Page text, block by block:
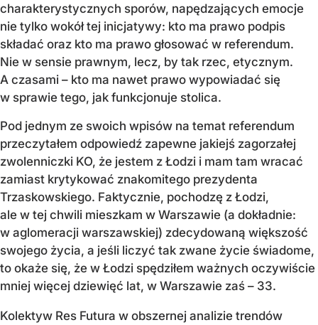
charakterystycznych sporów, napędzających emocje
nie tylko wokół tej inicjatywy: kto ma prawo podpis
składać oraz kto ma prawo głosować w referendum.
Nie w sensie prawnym, lecz, by tak rzec, etycznym.
A czasami – kto ma nawet prawo wypowiadać się
w sprawie tego, jak funkcjonuje stolica.
Pod jednym ze swoich wpisów na temat referendum
przeczytałem odpowiedź zapewne jakiejś zagorzałej
zwolenniczki KO, że jestem z Łodzi i mam tam wracać
zamiast krytykować znakomitego prezydenta
Trzaskowskiego. Faktycznie, pochodzę z Łodzi,
ale w tej chwili mieszkam w Warszawie (a dokładnie:
w aglomeracji warszawskiej) zdecydowaną większość
swojego życia, a jeśli liczyć tak zwane życie świadome,
to okaże się, że w Łodzi spędziłem ważnych oczywiście
mniej więcej dziewięć lat, w Warszawie zaś – 33.
Kolektyw Res Futura w obszernej analizie trendów